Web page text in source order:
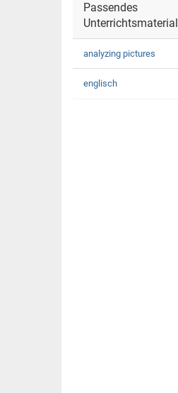
Passendes
Unterrichtsmaterial
analyzing pictures
englisch